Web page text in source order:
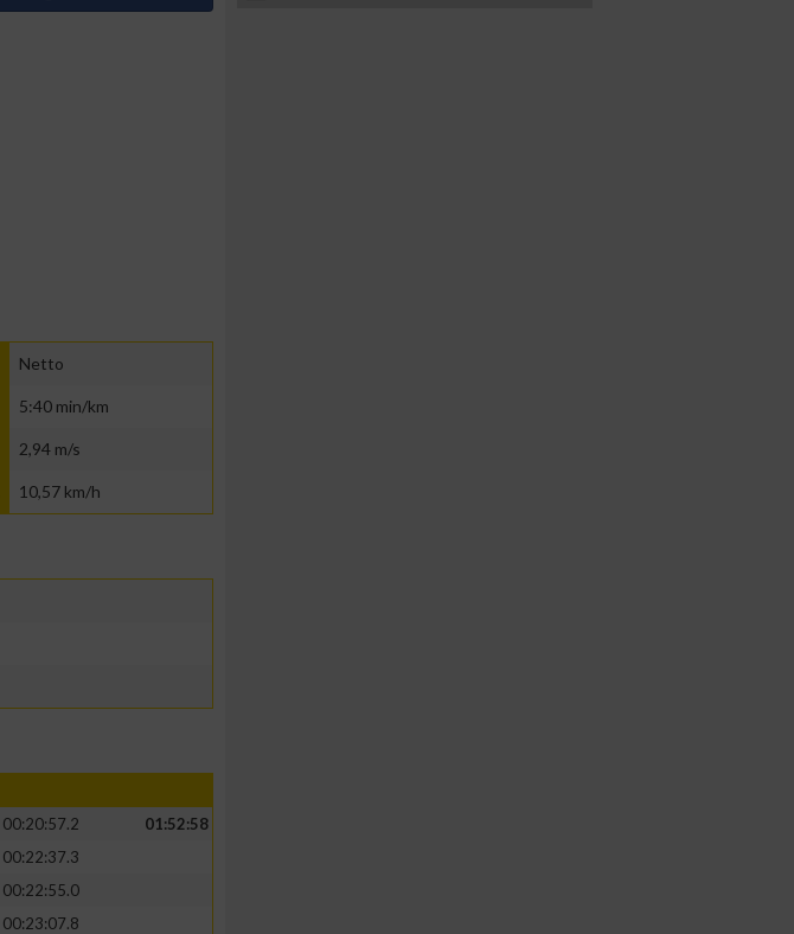
Netto
5:40 min/km
2,94 m/s
10,57 km/h
00:20:57.2
01:52:58
00:22:37.3
00:22:55.0
00:23:07.8